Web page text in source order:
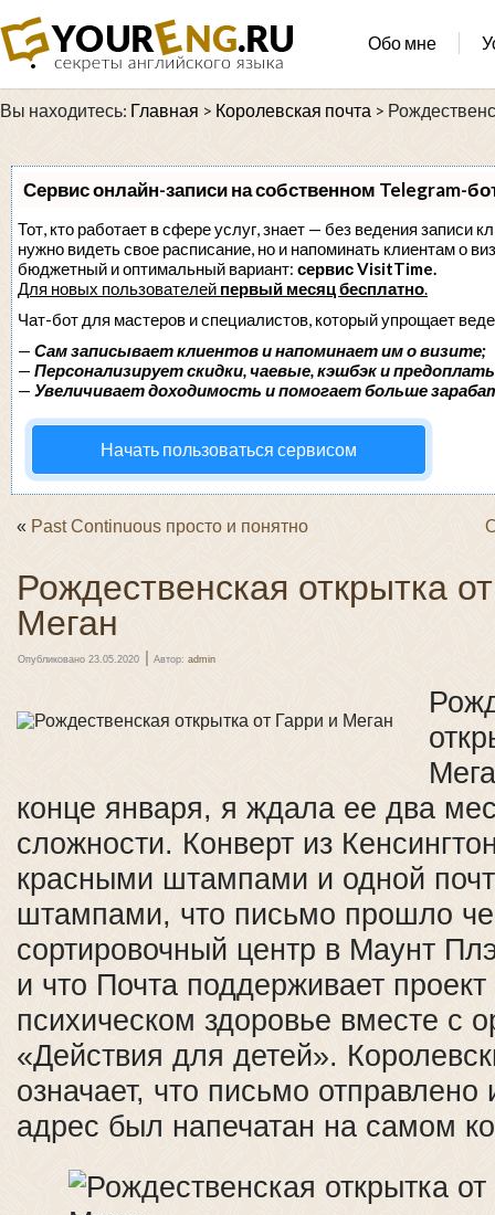
Обо мне
Вы находитесь: Главная > Королевская почта >
Сервис онлайн-записи на собственном Telegram-
Тот, кто работает в сфере услуг, знает — без ведения записи
нужно видеть свое расписание, но и напоминать клиентам о
бюджетный и оптимальный вариант: сервис VisitTime.
Для новых пользователей первый месяц бесплатно.
Чат-бот для мастеров и специалистов, который упрощает
— Сам записывает клиентов и напоминает им о визите;
— Персонализирует скидки, чаевые, кэшбэк и
— Увеличивает доходимость и помогает больше
Начать пользоваться сервисом
« Past Continuous просто и понятно
Рождественская открытка
Меган
Опубликовано 23.05.2020 | Автор: admin
конце января, я ждала ее два
сложности. Конверт из
красными штампами и одной
штампами, что письмо прошло
сортировочный центр в Маунт
и что Почта поддерживает
психическом здоровье вместе с
«Действия для детей».
означает, что письмо
адрес был напечатан на самом